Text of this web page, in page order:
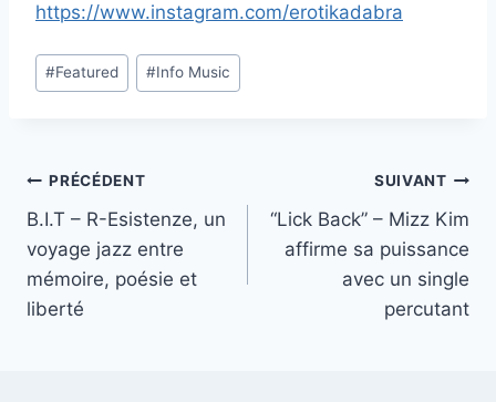
https://www.instagram.com/erotikadabra
Étiquettes
de
#Featured #Info Music
Navigation
de
l’article
PRÉCÉDENT
B.I.T – R-Esistenze, un
voyage jazz entre
mémoire, poésie et
liberté
SUIVANT
“Lick Back” – Mizz Kim
affirme sa puissance
avec un single
percutant